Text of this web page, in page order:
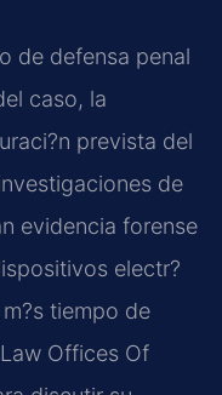
de defensa penal
caso, la
prevista del
de
evidencia forense
electr?
tiempo de
Offices Of